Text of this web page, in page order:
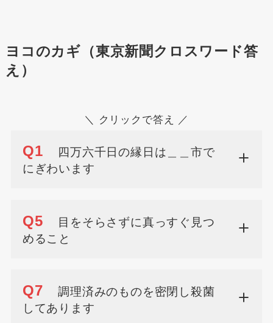
ヨコのカギ（東京新聞クロスワード答
え）
＼ クリックで答え ／
Q1
四万六千日の縁日は＿＿市で
にぎわいます
Q5
目をそらさずに真っすぐ見つ
めること
Q7
調理済みのものを密閉し殺菌
してあります